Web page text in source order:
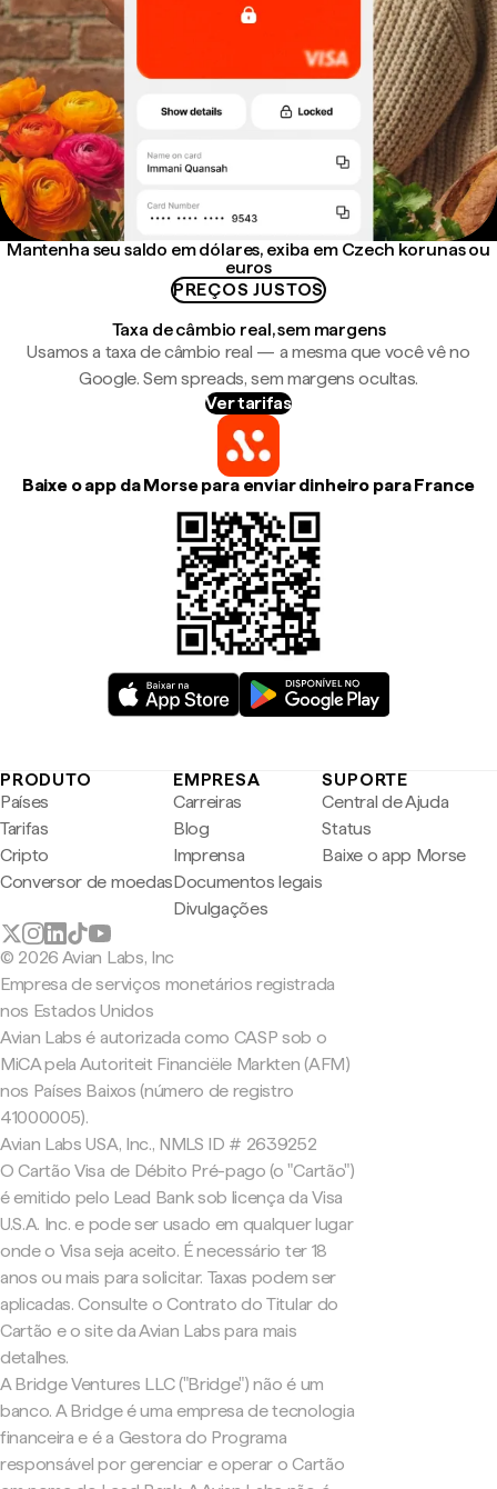
Mantenha seu saldo em dólares, exiba em Czech korunas ou
euros
PREÇOS JUSTOS
Taxa de câmbio real, sem margens
Usamos a taxa de câmbio real — a mesma que você vê no
Google. Sem spreads, sem margens ocultas.
Ver tarifas
Baixe o app da Morse para enviar dinheiro para France
PRODUTO
Países
Tarifas
Cripto
Conversor de moedas
EMPRESA
Carreiras
Blog
Imprensa
Documentos legais
Divulgações
SUPORTE
Central de Ajuda
Status
Baixe o app Morse
© 2026 Avian Labs, Inc
Empresa de serviços monetários registrada
nos Estados Unidos
Avian Labs é autorizada como CASP sob o
MiCA pela Autoriteit Financiële Markten (AFM)
nos Países Baixos (número de registro
41000005).
Avian Labs USA, Inc., NMLS ID # 2639252
O Cartão Visa de Débito Pré-pago (o "Cartão")
é emitido pelo Lead Bank sob licença da Visa
U.S.A. Inc. e pode ser usado em qualquer lugar
onde o Visa seja aceito. É necessário ter 18
anos ou mais para solicitar. Taxas podem ser
aplicadas. Consulte o Contrato do Titular do
Cartão e o site da Avian Labs para mais
detalhes.
A Bridge Ventures LLC ("Bridge") não é um
banco. A Bridge é uma empresa de tecnologia
financeira e é a Gestora do Programa
responsável por gerenciar e operar o Cartão